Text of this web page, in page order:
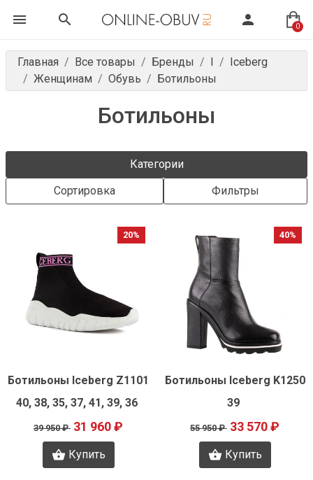
0
Главная Все товары Бренды I
Iceberg
Женщинам
Обувь Ботильоны
Ботильоны
Категории
Сортировка
Фильтры
20%
Быстрый просмотр
Ботильоны Iceberg Z1101
40, 38, 35, 37, 41, 39, 36
39 950 ₽ 31 960 ₽
Купить
40%
Быстрый просмотр
Ботильоны Iceberg K1250
39
55 950 ₽ 33 570 ₽
Купить